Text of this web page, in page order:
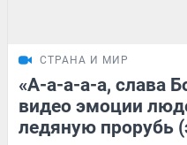
СТРАНА И МИР
«А-а-а-а-а, слава
видео эмоции
ледяную прорубь